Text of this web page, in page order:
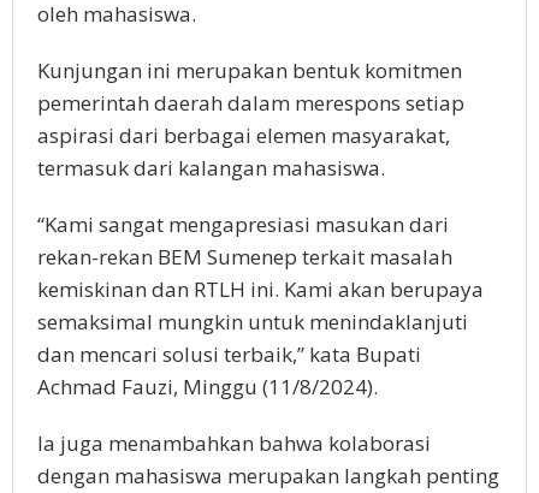
oleh mahasiswa.
Kunjungan ini merupakan bentuk komitmen
pemerintah daerah dalam merespons setiap
aspirasi dari berbagai elemen masyarakat,
termasuk dari kalangan mahasiswa.
“Kami sangat mengapresiasi masukan dari
rekan-rekan BEM Sumenep terkait masalah
kemiskinan dan RTLH ini. Kami akan berupaya
semaksimal mungkin untuk menindaklanjuti
dan mencari solusi terbaik,” kata Bupati
Achmad Fauzi, Minggu (11/8/2024).
Ia juga menambahkan bahwa kolaborasi
dengan mahasiswa merupakan langkah penting